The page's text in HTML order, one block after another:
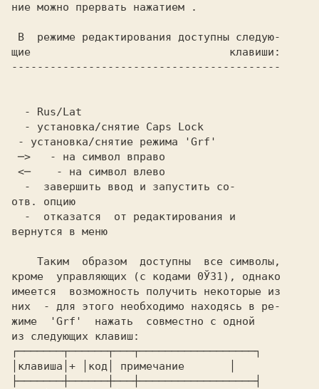
ние можно прервать нажатием
.
щие                               клавиши:
------------------------------------------
вернутся в меню
кроме  управляющих (с кодами 0Ў31), однако
имеется  возможность получить некоторые из
них  - для этого необходимо находясь в ре-
жиме  'Grf'  нажать
совместно с одной
из следующих клавиш:
┌───────┬──────┬───┬──────────────────┐
│клавиша│+
│код│ примечание       │
├───────┼──────┼───┼──────────────────┤